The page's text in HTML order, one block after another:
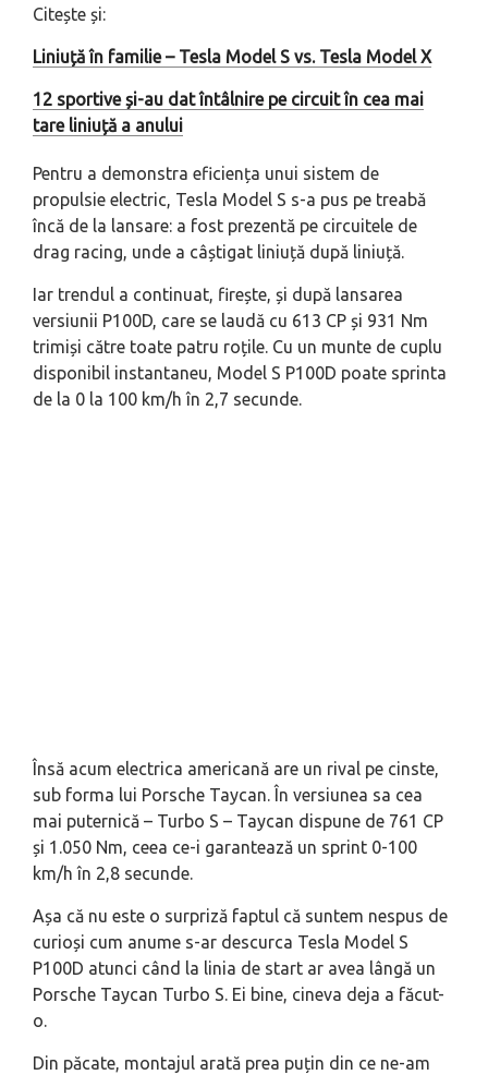
Citește și:
Liniuță în familie – Tesla Model S vs. Tesla Model X
12 sportive și-au dat întâlnire pe circuit în cea mai
tare liniuță a anului
Pentru a demonstra eficiența unui sistem de
propulsie electric, Tesla Model S s-a pus pe treabă
încă de la lansare: a fost prezentă pe circuitele de
drag racing, unde a câștigat liniuță după liniuță.
Iar trendul a continuat, firește, și după lansarea
versiunii P100D, care se laudă cu 613 CP și 931 Nm
trimiși către toate patru roțile. Cu un munte de cuplu
disponibil instantaneu, Model S P100D poate sprinta
de la 0 la 100 km/h în 2,7 secunde.
Însă acum electrica americană are un rival pe cinste,
sub forma lui Porsche Taycan. În versiunea sa cea
mai puternică – Turbo S – Taycan dispune de 761 CP
și 1.050 Nm, ceea ce-i garantează un sprint 0-100
km/h în 2,8 secunde.
Așa că nu este o surpriză faptul că suntem nespus de
curioși cum anume s-ar descurca Tesla Model S
P100D atunci când la linia de start ar avea lângă un
Porsche Taycan Turbo S. Ei bine, cineva deja a făcut-
o.
Din păcate, montajul arată prea puțin din ce ne-am